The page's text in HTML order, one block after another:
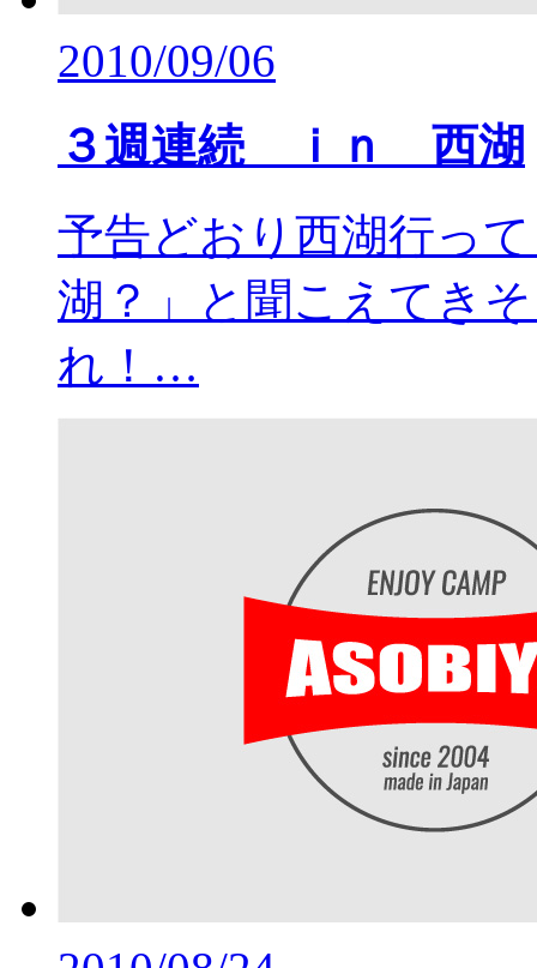
2010/09/06
３週連続 ｉｎ 西湖
予告どおり西湖行っ
湖？」と聞こえてき
れ！…